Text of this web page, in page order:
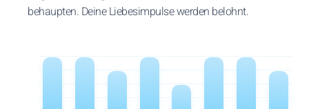
behaupten. Deine Liebesimpulse werden belohnt.